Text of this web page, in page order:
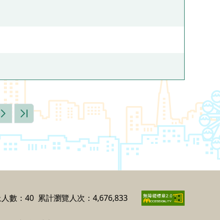
下一頁最末頁
數：40 累計瀏覽人次：4,676,833